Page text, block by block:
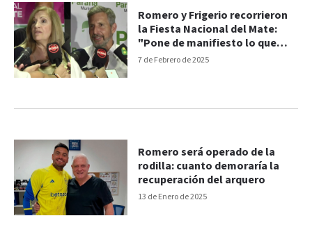
7 de Febrero de 2025
Romero y Frigerio recorrieron
la Fiesta Nacional del Mate:
"Pone de manifiesto lo que
somos, nuestra cultura"
13 de Enero de 2025
Romero será operado de la
rodilla: cuanto demoraría la
recuperación del arquero